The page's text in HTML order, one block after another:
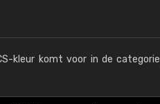
kleur komt voor in de categorie